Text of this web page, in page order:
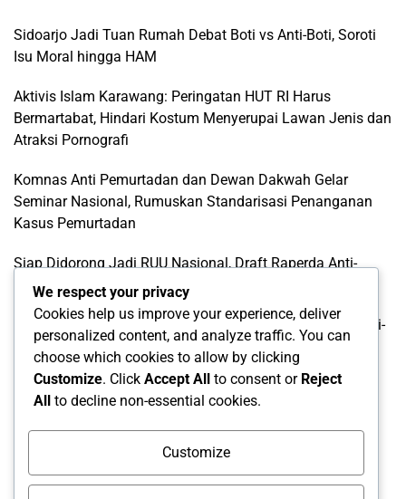
Sidoarjo Jadi Tuan Rumah Debat Boti vs Anti-Boti, Soroti
Isu Moral hingga HAM
Aktivis Islam Karawang: Peringatan HUT RI Harus
Bermartabat, Hindari Kostum Menyerupai Lawan Jenis dan
Atraksi Pornografi
Komnas Anti Pemurtadan dan Dewan Dakwah Gelar
Seminar Nasional, Rumuskan Standarisasi Penanganan
Kasus Pemurtadan
Siap Didorong Jadi RUU Nasional, Draft Raperda Anti-
LGBTQ+ Karawang Diterima Ust. Roinul Balad
Wujud Kontribusi Karawang: Cetuskan Draft Raperda Anti-
L68TQ+ Hingga Tingkat Pusat
Categories
We respect your privacy
Cookies help us improve your experience, deliver
personalized content, and analyze traffic. You can
choose which cookies to allow by clicking
Customize. Click Accept All to consent or Reject
All to decline non-essential cookies.
Customize